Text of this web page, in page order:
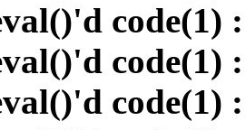
code(1)
code(1)
code(1)